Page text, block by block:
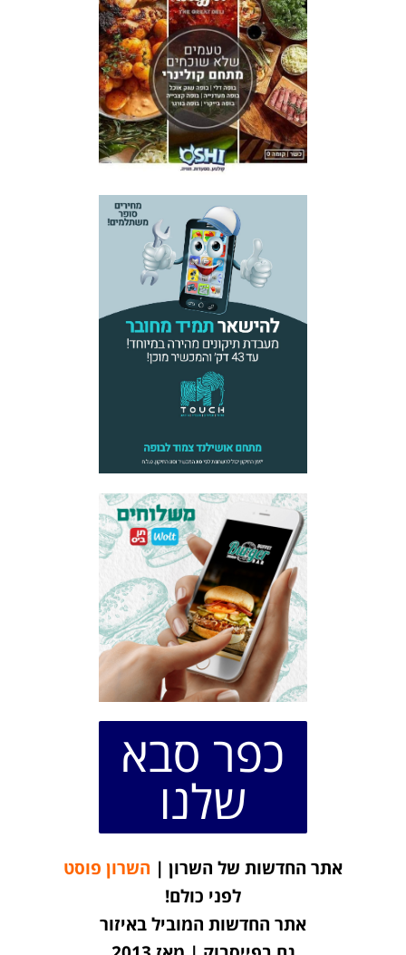
כפר סבא
שלנו
אתר החדשות של השרון | השרון פוסט
לפני כולם!
אתר החדשות המוביל באיזור